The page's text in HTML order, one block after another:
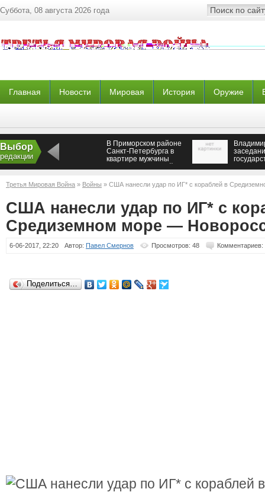
Суббота, 08 августа 2026 года
Главная Новости Мировая История Оружие
Выбор
редакции
В Приморском районе
Санкт-Петербурга в
квартире мужчины
Третья Мировая Война » Войны » США нанесли удар по ИГ* с кораблей в
США нанесли удар по ИГ* с
Средиземном море —
6-06-2017, 22:20 Автор: Павел Смернов Просмотров: 48 Комментариев:
Поделиться…